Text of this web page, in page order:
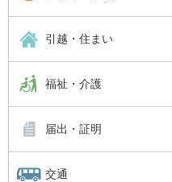
引越・住まい
福祉・介護
届出・証明
交通